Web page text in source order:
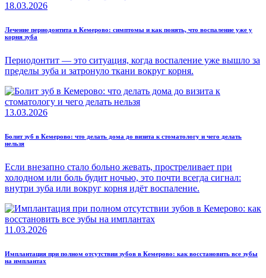
18.03.2026
Лечение периодонтита в Кемерово: симптомы и как понять, что воспаление уже у
корня зуба
Периодонтит — это ситуация, когда воспаление уже вышло за
пределы зуба и затронуло ткани вокруг корня.
13.03.2026
Болит зуб в Кемерово: что делать дома до визита к стоматологу и чего делать
нельзя
Если внезапно стало больно жевать, простреливает при
холодном или боль будит ночью, это почти всегда сигнал:
внутри зуба или вокруг корня идёт воспаление.
11.03.2026
Имплантация при полном отсутствии зубов в Кемерово: как восстановить все зубы
на имплантах